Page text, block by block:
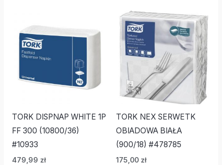
TORK DISPNAP WHITE 1P
FF 300 (10800/36)
#10933
479,99 zł
TORK NEX SERWETK
OBIADOWA BIAŁA
(900/18) #478785
175,00 zł